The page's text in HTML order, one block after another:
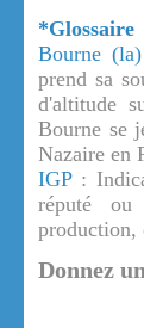
*Glossaire
Bourne (la)
prend sa
d'altitude
Bourne se
Nazaire en
IGP:
réputé
production,
Donnez